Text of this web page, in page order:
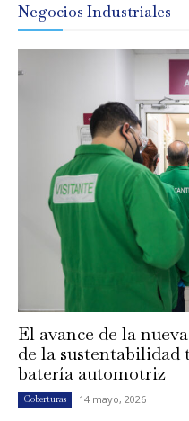
Negocios Industriales
El avance de la
de la sustentabilidad
batería automotriz
Coberturas 14 mayo, 2026